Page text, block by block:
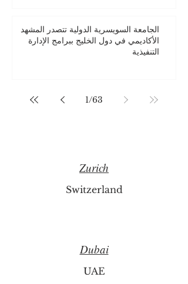
الجامعة السويسرية الدولية تتصدر المشهد
الأكاديمي في دول الخليج ببرامج الإدارة
التنفيذية
1/63
Zurich
Switzerland
Dubai
UAE